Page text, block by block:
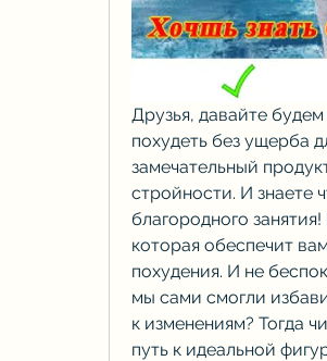
Друзья, давайте
похудеть без ущерба
замечательный
стройности. И знаете
благородного
которая обеспечит
похудения. И не
мы сами смогли
к изменениям? Тогда
путь к идеальной